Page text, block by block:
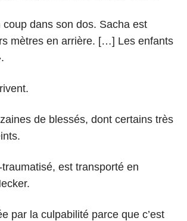
dans son dos. Sacha est
mètres en arrière. […] Les enfants
de blessés, dont certains très
est transporté en
par la culpabilité parce que c’est